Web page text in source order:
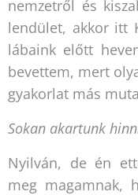
nemzetről és
lendület, akkor itt
lábaink előtt
bevettem, mert
gyakorlat más
Sokan akartunk
Nyilván, de én
meg magamnak,